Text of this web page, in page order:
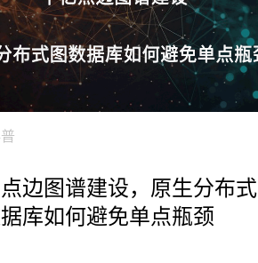
边图谱建设，原生分布式
库如何避免单点瓶颈